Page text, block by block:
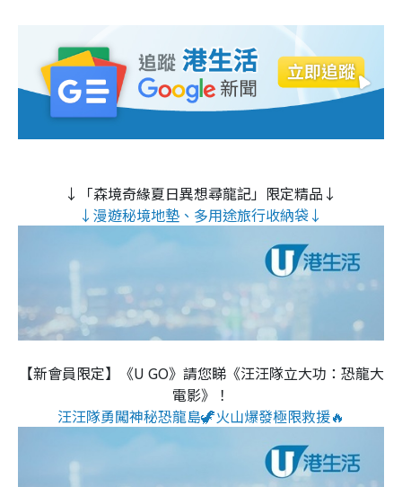
↓「森境奇緣夏日異想尋龍記」限定精品↓
↓漫遊秘境地墊、多用途旅行收納袋↓
【新會員限定】《U GO》請您睇《汪汪隊立大功：恐龍大
電影》！
汪汪隊勇闖神秘恐龍島🦖火山爆發極限救援🔥